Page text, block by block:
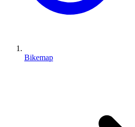
Bikemap